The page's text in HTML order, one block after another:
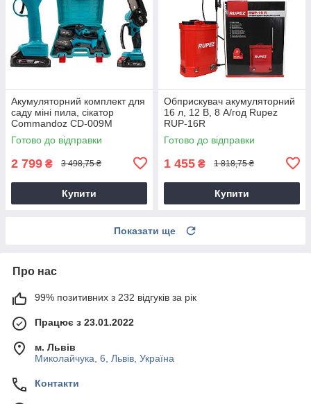
Акумуляторний комплект для
саду міні пила, сікатор
Commandoz CD-009M
Готово до відправки
2 799 ₴ 3 498,75 ₴
Купити
Обприскувач акумуляторний
16 л, 12 В, 8 А/год Rupez
RUP-16R
Готово до відправки
1 455 ₴ 1 818,75 ₴
Купити
Показати ще
Про нас
99% позитивних з 232 відгуків за рік
Працює з 23.01.2022
м. Львів
Миколайчука, 6, Львів, Україна
Контакти